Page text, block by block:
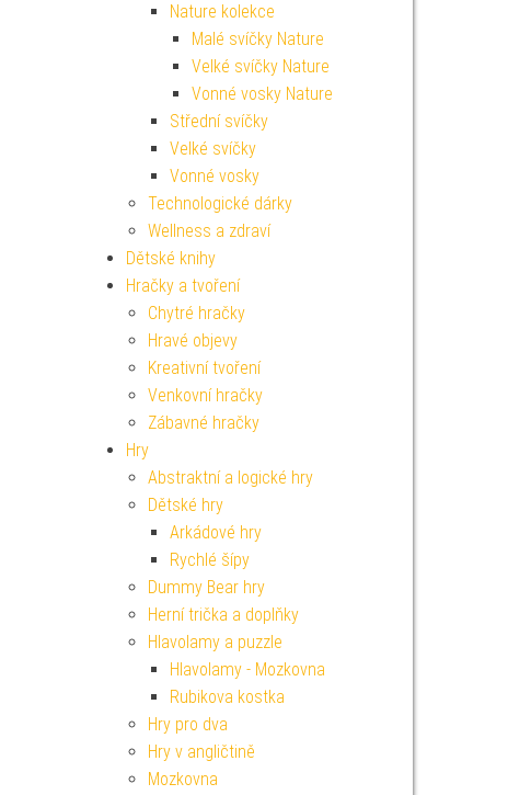
Nature kolekce
Malé svíčky Nature
Velké svíčky Nature
Vonné vosky Nature
Střední svíčky
Velké svíčky
Vonné vosky
Technologické dárky
Wellness a zdraví
Dětské knihy
Hračky a tvoření
Chytré hračky
Hravé objevy
Kreativní tvoření
Venkovní hračky
Zábavné hračky
Hry
Abstraktní a logické hry
Dětské hry
Arkádové hry
Rychlé šípy
Dummy Bear hry
Herní trička a doplňky
Hlavolamy a puzzle
Hlavolamy - Mozkovna
Rubikova kostka
Hry pro dva
Hry v angličtině
Mozkovna